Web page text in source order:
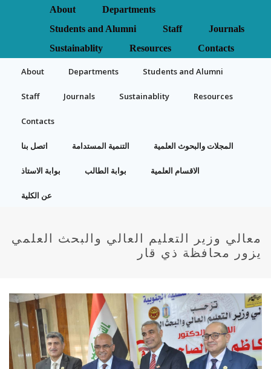
About
Departments
Students and Alumni
Staff
Journals
Sustainablity
Resources Contacts
About Departments Students and Alumni
Staff Journals Sustainablity Resources
Contacts
اتصل بنا التنمية المستدامة المجلات والبحوث العلمية
بوابة الاستاذ بوابة الطالب الاقسام العلمية
عن الكلية
معالي وزير التعليم العالي والبحث العلمي
يزور محافظة ذي قار